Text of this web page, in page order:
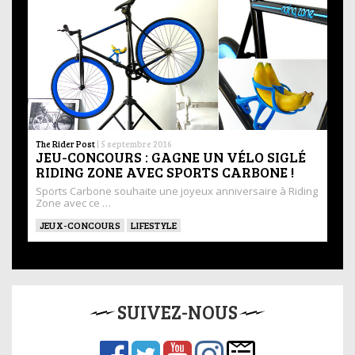
The Rider Post | 5 septembre 2016
JEU-CONCOURS : GAGNE UN VÉLO SIGLÉ
RIDING ZONE AVEC SPORTS CARBONE !
Sports Carbone souhaite une joyeux anniversaire à Riding
Zone avec ce …
JEUX-CONCOURS LIFESTYLE
SUIVEZ-NOUS